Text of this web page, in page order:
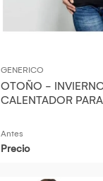
GENERICO
OTOÑO -
CALENTADOR
TALLA M
Antes
Precio